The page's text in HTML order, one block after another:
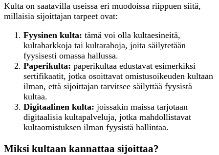
Kulta on saatavilla useissa eri muodoissa riippuen siitä,
millaisia sijoittajan tarpeet ovat:
Fyysinen kulta: tämä voi olla kultaesineitä,
kultaharkkoja tai kultarahoja, joita säilytetään
fyysisesti omassa hallussa.
Paperikulta: paperikultaa edustavat esimerkiksi
sertifikaatit, jotka osoittavat omistusoikeuden kultaan
ilman, että sijoittajan tarvitsee säilyttää fyysistä
kultaa.
Digitaalinen kulta: joissakin maissa tarjotaan
digitaalisia kultapalveluja, jotka mahdollistavat
kultaomistuksen ilman fyysistä hallintaa.
Miksi kultaan kannattaa sijoittaa?